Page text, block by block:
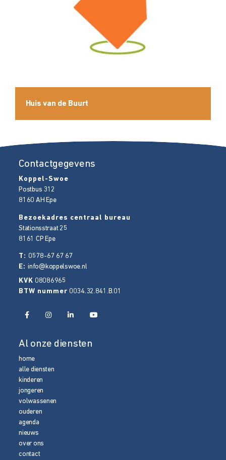
Huis van de Buurt
Contactgegevens
Koppel-Swoe
Postbus 312
8160 AH Epe
Bezoekadres centraal bureau
Stationsstraat 25
8161 CP Epe
T: 0578-67 67 67
E:info@koppelswoe.nl
KVK 08086965
BTW nummer 0034.32.841.B.01
Al onze diensten
home
alle diensten
kinderen
jongeren
volwassenen
ouderen
agenda
nieuws
over ons
contact